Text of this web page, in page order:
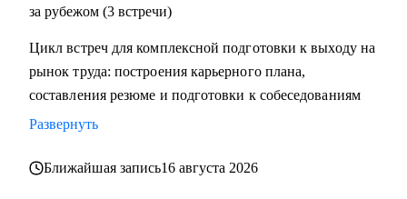
за рубежом (3 встречи)
Цикл встреч для комплексной подготовки к выходу на
рынок труда: построения карьерного плана,
составления резюме и подготовки к собеседованиям
Развернуть
Ближайшая запись16 августа 2026